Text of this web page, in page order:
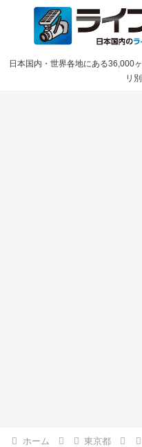
日本国内・世界各地にある36,000
リ
ホーム 東京都